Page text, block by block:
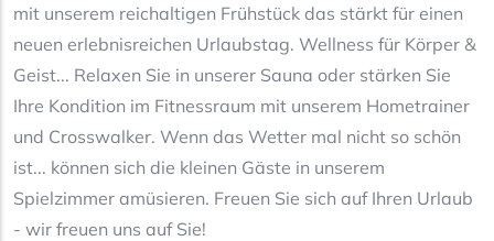
mit unserem reichaltigen Frühstück das stärkt für einen
neuen erlebnisreichen Urlaubstag. Wellness für Körper &
Geist... Relaxen Sie in unserer Sauna oder stärken Sie
Ihre Kondition im Fitnessraum mit unserem Hometrainer
und Crosswalker. Wenn das Wetter mal nicht so schön
ist... können sich die kleinen Gäste in unserem
Spielzimmer amüsieren. Freuen Sie sich auf Ihren Urlaub
- wir freuen uns auf Sie!